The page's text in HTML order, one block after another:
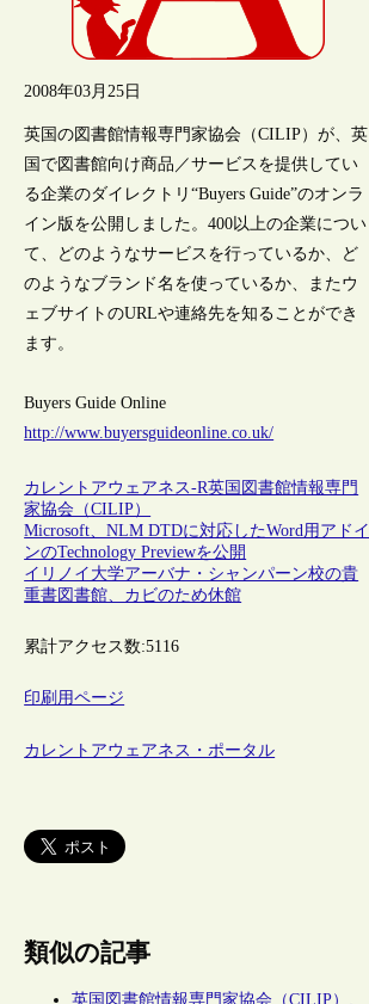
2008年03月25日
英国の図書館情報専門家協会（CILIP）が、英
国で図書館向け商品／サービスを提供してい
る企業のダイレクトリ“Buyers Guide”のオンラ
イン版を公開しました。400以上の企業につい
て、どのようなサービスを行っているか、ど
のようなブランド名を使っているか、またウ
ェブサイトのURLや連絡先を知ることができ
ます。
Buyers Guide Online
http://www.buyersguideonline.co.uk/
カレントアウェアネス-R英国 図書館情報専門
家協会（CILIP）
Microsoft、NLM DTDに対応したWord用アドイ
ンのTechnology Previewを公開
イリノイ大学アーバナ・シャンパーン校の貴
重書図書館、カビのため休館
累計アクセス数:5116
印刷用ページ
カレントアウェアネス・ポータル
類似の記事
英国図書館情報専門家協会（CILIP）、